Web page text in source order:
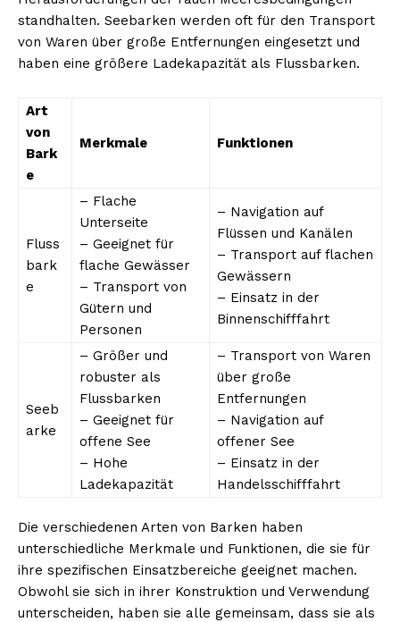
standhalten. Seebarken werden oft für den Transport
von Waren über große Entfernungen eingesetzt und
haben eine größere Ladekapazität als Flussbarken.
Art
von
Bark
e
Merkmale Funktionen
Fluss
bark
e
– Flache
Unterseite
– Geeignet für
flache Gewässer
– Transport von
Gütern und
Personen
– Navigation auf
Flüssen und Kanälen
– Transport auf flachen
Gewässern
– Einsatz in der
Binnenschifffahrt
Seeb
arke
– Größer und
robuster als
Flussbarken
– Geeignet für
offene See
– Hohe
Ladekapazität
– Transport von Waren
über große
Entfernungen
– Navigation auf
offener See
– Einsatz in der
Handelsschifffahrt
Die verschiedenen Arten von Barken haben
unterschiedliche Merkmale und Funktionen, die sie für
ihre spezifischen Einsatzbereiche geeignet machen.
Obwohl sie sich in ihrer Konstruktion und Verwendung
unterscheiden, haben sie alle gemeinsam, dass sie als